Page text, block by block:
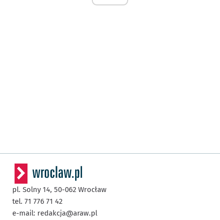
pl. Solny 14, 50-062 Wrocław
tel. 71 776 71 42
e-mail: redakcja@araw.pl